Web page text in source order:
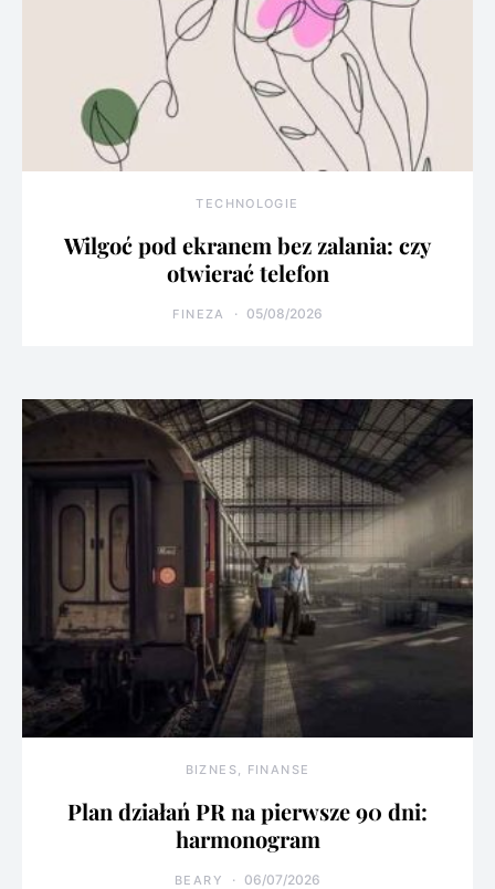
TECHNOLOGIE
Wilgoć pod ekranem bez zalania: czy
otwierać telefon
FINEZA 05/08/2026
BIZNES, FINANSE
Plan działań PR na pierwsze 90 dni:
harmonogram
BEARY 06/07/2026